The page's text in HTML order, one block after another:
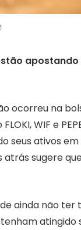
apostando
ocorreu na
WIF e
seus ativos
sugere
ainda não ter
atingido